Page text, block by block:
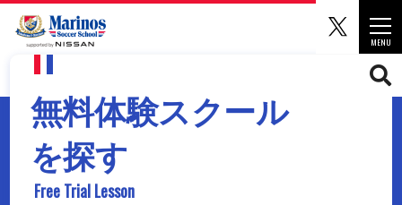
MENU
マリ
無料体験スクール
を探す
Free Trial Lesson